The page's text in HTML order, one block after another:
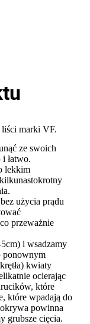
marki VF.
ze swoich
łatwo.
lekkim
użycia prądu
przeważnie
i wsadzamy
ponownym
kwiaty
ocierając
które
które wpadają do
powinna
grubsze cięcia.